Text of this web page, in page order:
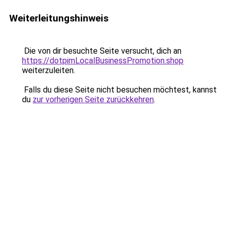
Weiterleitungshinweis
Die von dir besuchte Seite versucht, dich an
https://dotpimLocalBusinessPromotion.shop
weiterzuleiten.
Falls du diese Seite nicht besuchen möchtest, kannst
du zur vorherigen Seite zurückkehren.